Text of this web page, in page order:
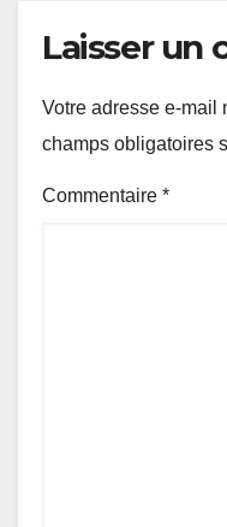
Laisser un
Votre adresse e-mail
champs obligatoires
Commentaire *